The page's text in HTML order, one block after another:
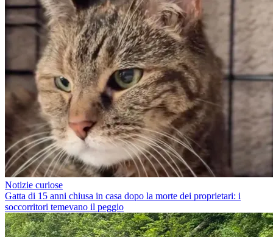
Notizie curiose
Gatta di 15 anni chiusa in casa dopo la morte dei proprietari: i
soccorritori temevano il peggio